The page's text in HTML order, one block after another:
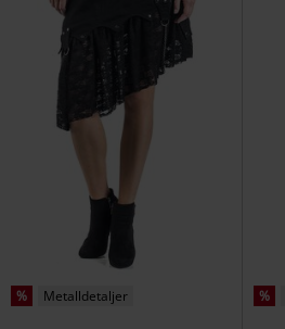
% Metalldetaljer %